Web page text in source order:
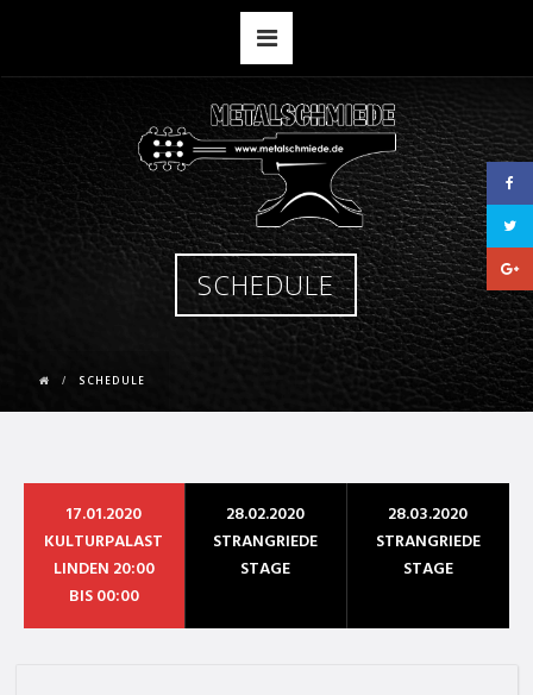
SCHEDULE
SCHEDULE
17.01.2020
KULTURPALAST
LINDEN 20:00
BIS 00:00
28.02.2020
STRANGRIEDE
STAGE
28.03.2020
STRANGRIEDE
STAGE